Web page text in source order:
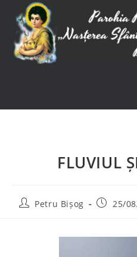
FLUVIUL
Petru Bișog 25/